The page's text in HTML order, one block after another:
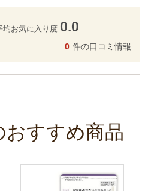
均お気に入り度 0.0
0 件の口コミ情報
おすすめ商品